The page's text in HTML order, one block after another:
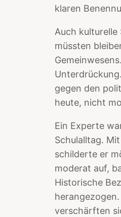
klaren
Auch
müssten
gegen den
heute, nicht
Ein Experte
Schulalltag.
schilderte er
moderat auf,
Historische
verschärften